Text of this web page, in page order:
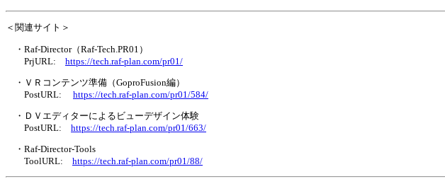
＜関連サイト＞
・Raf-Director（Raf-Tech.PR01）
PrjURL: https://tech.raf-plan.com/pr01/
・ＶＲコンテンツ準備（GoproFusion編）
PostURL: https://tech.raf-plan.com/pr01/584/
・ＤＶエディターによるビューデザイン体験
PostURL: https://tech.raf-plan.com/pr01/663/
・Raf-Director-Tools
ToolURL: https://tech.raf-plan.com/pr01/88/